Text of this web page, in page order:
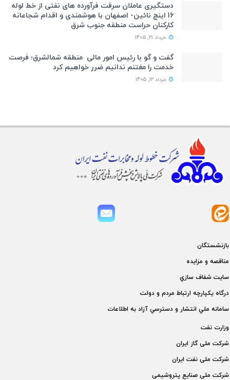
دستگیری عاملان سرقت فرآورده های نفتی از خط لوله
16 اینچ نائین- اصفهان با هوشمندی و اقدام شجاعانه
کارکنان حراست منطقه جنوب شرق
خرداد 21, 1405
گفت و گو با رئیس امور مالی منطقه شمالشرق؛ فرصت
خدمت را مغتنم ندانیم ضرر خواهیم کرد
مرداد 12, 1405
بازنشستگان
مناقصه و مزايده
سايت شفاف سازي
درگاه يكپارچه ارتباط مردم و دولت
سامانه ملي انتشار و دسترسي آزاد به اطلاعات
وزارت نفت
شركت ملی گاز ايران
شركت ملی نفت ايران
شركت ملی صنايع پتروشيمی